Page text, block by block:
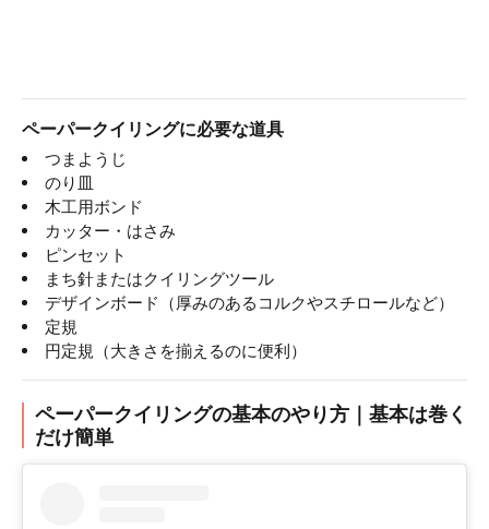
ペーパークイリングに必要な道具
つまようじ
のり皿
木工用ボンド
カッター・はさみ
ピンセット
まち針またはクイリングツール
デザインボード（厚みのあるコルクやスチロールなど）
定規
円定規（大きさを揃えるのに便利）
ペーパークイリングの基本のやり方｜基本は巻く
だけ簡単